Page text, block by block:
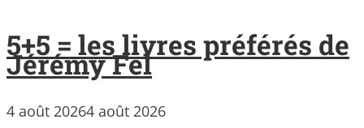
5+5 = les livres préférés de
Jérémy Fel
4 août 20264 août 2026